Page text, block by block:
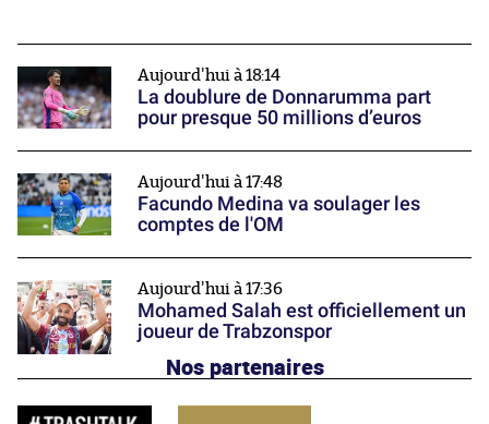
Aujourd'hui à 18:14
La doublure de Donnarumma part
pour presque 50 millions d’euros
Aujourd'hui à 17:48
Facundo Medina va soulager les
comptes de l'OM
Aujourd'hui à 17:36
Mohamed Salah est officiellement un
joueur de Trabzonspor
Nos partenaires